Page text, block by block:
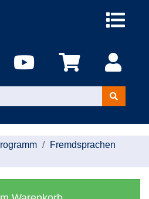
Menü
Kurse
suchen
Fremdsprachen